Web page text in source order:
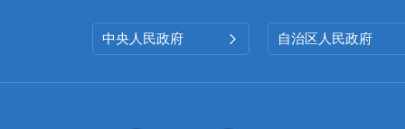
中央人民政府  自治区人民政府